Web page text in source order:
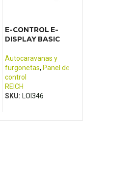
E-CONTROL E-
DISPLAY BASIC
Autocaravanas y
furgonetas, Panel de
control
REICH
SKU: LOI346